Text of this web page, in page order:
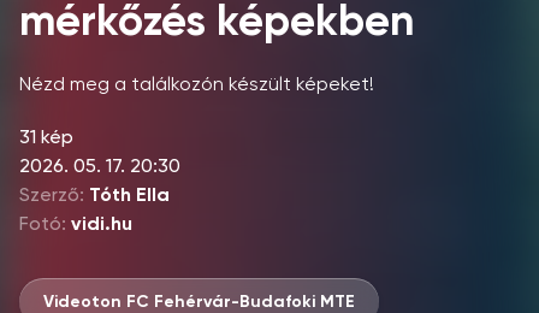
mérkőzés képekben
Nézd meg a találkozón készült képeket!
31 kép
2026. 05. 17. 20:30
Szerző: Tóth Ella
Fotó: vidi.hu
Videoton FC Fehérvár-Budafoki MTE